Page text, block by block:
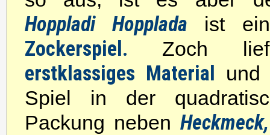
Hoppladi Hopplada ist
Zockerspiel. Zoch
erstklassiges Material und
Spiel in der
Packung neben